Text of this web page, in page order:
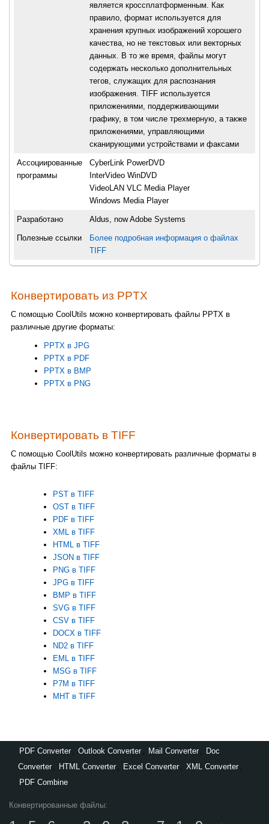
является кроссплатформенным. Как
правило, формат используется для
хранения крупных изображений хорошего
качества, но не текстовых или векторных
данных. В то же время, файлы могут
содержать несколько дополнительных
тегов, служащих для распознания
изображения. TIFF используется
приложениями, поддерживающими
графику, в том числе трехмерную, а также
приложениями, управляющими
сканирующими устройствами и факсами
Ассоциированные
программы
CyberLink PowerDVD
InterVideo WinDVD
VideoLAN VLC Media Player
Windows Media Player
Разработано Aldus, now Adobe Systems
Полезные ссылки
Более подробная информация о файлах
TIFF
Конвертировать из PPTX
С помощью CoolUtils можно конвертировать файлы PPTX в
различные другие форматы:
PPTX в JPG
PPTX в PDF
PPTX в BMP
PPTX в PNG
Конвертировать в TIFF
С помощью CoolUtils можно конвертировать различные форматы в
файлы TIFF:
PST в TIFF
OST в TIFF
PDF в TIFF
XML в TIFF
HTML в TIFF
JSON в TIFF
PNG в TIFF
JPG в TIFF
BMP в TIFF
SVG в TIFF
CSV в TIFF
DOCX в TIFF
ND2 в TIFF
EML в TIFF
MSG в TIFF
P7M в TIFF
MHT в TIFF
PDF Converter Outlook Converter Mail Converter
Doc
Converter
HTML Converter Excel Converter XML Converter
PDF Combine
Конвертированные файлы: